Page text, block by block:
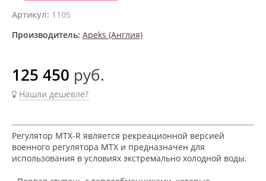
Артикул: 1105
Производитель: Apeks (Англия)
125 450 руб.
Нашли дешевле?
Регулятор MTX-R является рекреационной версией
военного регулятора MTX и предназначен для
использования в условиях экстремально холодной воды.